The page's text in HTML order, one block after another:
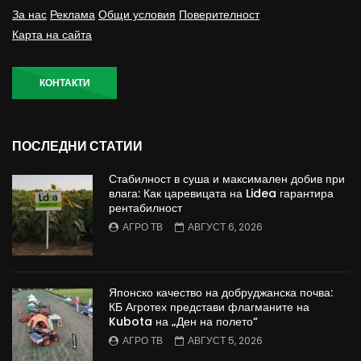
За нас Реклама Общи условия Поверителност
Карта на сайта
КОНТАКТИ
ПОСЛЕДНИ СТАТИИ
Стабилност в суша и максимален добив при
влага: Как царевицата на Lidea гарантира
рентабилност
АГРО ТВ АВГУСТ 6, 2026
Японско качество на добруджанска почва:
КБ Агротех представи флагманите на
Kubota на „Ден на полето“
АГРО ТВ АВГУСТ 5, 2026